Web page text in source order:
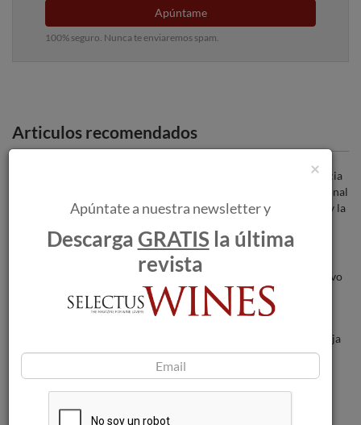
Apúntame
100% seguro. Nunca te enviaremos spam.
Articulos recomendados
Raquel Pérez Cuevas asume la presidencia
del Consejo Regulador y la Interprofesional
de Rioja con "honor y responsabilidad" y la
Marqués de Murrieta y la alta
marroquinería se dan la mano en su nuevo
exclusivo estuche.
Estuche de lujo de añadas míticas de Rioja
para esta Navidad
Los incendios forestales amenazan a las
×
Apúntate a nuestra newsletter y
DescargaGRATIS la última
revista